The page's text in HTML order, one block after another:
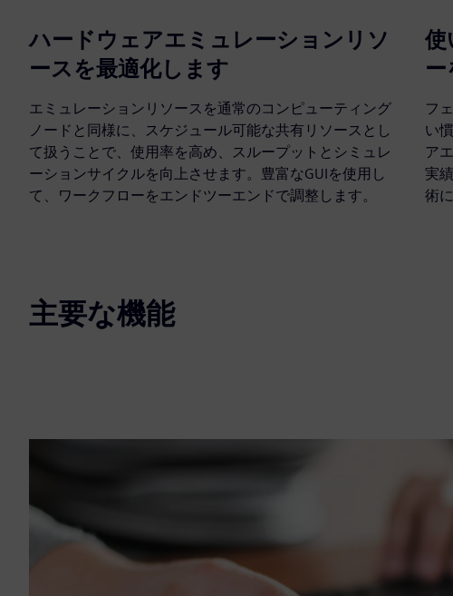
ハードウェアエミュレーションリソ
ースを最適化します
エミュレーションリソースを通常のコンピューティング
ノードと同様に、スケジュール可能な共有リソースとし
て扱うことで、使用率を高め、スループットとシミュレ
ーションサイクルを向上させます。豊富なGUIを使用し
て、ワークフローをエンドツーエンドで調整します。
使
フ
い
ア
実
術
主要な機能